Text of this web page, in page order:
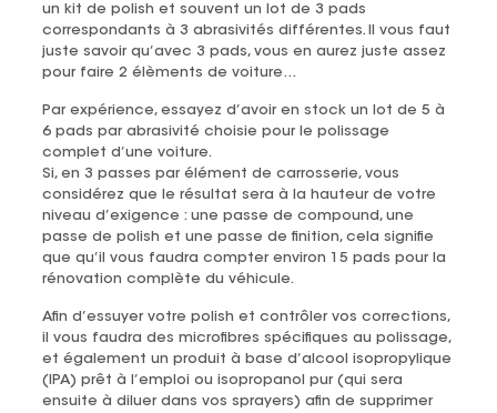
un kit de polish et souvent un lot de 3 pads
correspondants à 3 abrasivités différentes. Il vous faut
juste savoir qu’avec 3 pads, vous en aurez juste assez
pour faire 2 élèments de voiture…
Par expérience, essayez d’avoir en stock un lot de 5 à
6 pads par abrasivité choisie pour le polissage
complet d’une voiture.
Si, en 3 passes par élément de carrosserie, vous
considérez que le résultat sera à la hauteur de votre
niveau d’exigence : une passe de compound, une
passe de polish et une passe de finition, cela signifie
que qu’il vous faudra compter environ 15 pads pour la
rénovation complète du véhicule.
Afin d’essuyer votre polish et contrôler vos corrections,
il vous faudra des microfibres spécifiques au polissage,
et également un produit à base d’alcool isopropylique
(IPA) prêt à l’emploi ou isopropanol pur (qui sera
ensuite à diluer dans vos sprayers) afin de supprimer